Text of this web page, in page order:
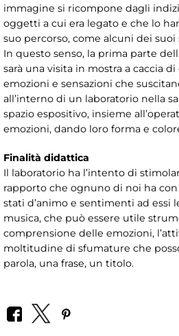
immagine si ricompone dagli
oggetti a cui era legato e che lo
suo percorso, come alcuni dei
In questo senso, la prima parte
sarà una visita in mostra a caccia
emozioni e sensazioni che
all’interno di un laboratorio nella
spazio espositivo, insieme
emozioni, dando loro forma e
Finalità didattica
Il laboratorio ha l’intento di
rapporto che ognuno di noi ha con
stati d’animo e sentimenti ad essi
musica, che può essere utile
comprensione delle emozioni,
moltitudine di sfumature che
parola, una frase, un titolo.